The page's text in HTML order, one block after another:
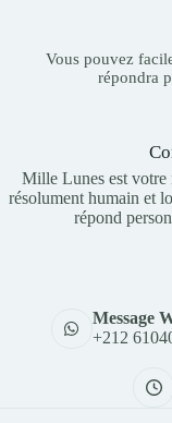
Vous pouvez
répondra
Mille Lunes est votre
résolument humain et
répond
Message
+212